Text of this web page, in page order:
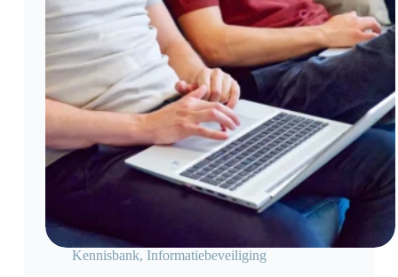
Kennisbank, Informatiebeveiliging